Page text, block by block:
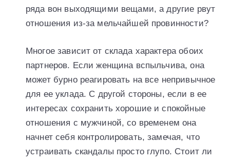
ряда вон выходящими вещами, а другие рвут
отношения из-за мельчайшей провинности?
Многое зависит от склада характера обоих
партнеров. Если женщина вспыльчива, она
может бурно реагировать на все непривычное
для ее уклада. С другой стороны, если в ее
интересах сохранить хорошие и спокойные
отношения с мужчиной, со временем она
начнет себя контролировать, замечая, что
устраивать скандалы просто глупо. Стоит ли